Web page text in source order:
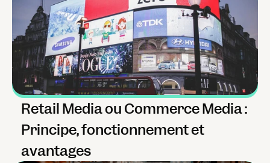
Retail Media ou Commerce Media :
Principe, fonctionnement et
avantages